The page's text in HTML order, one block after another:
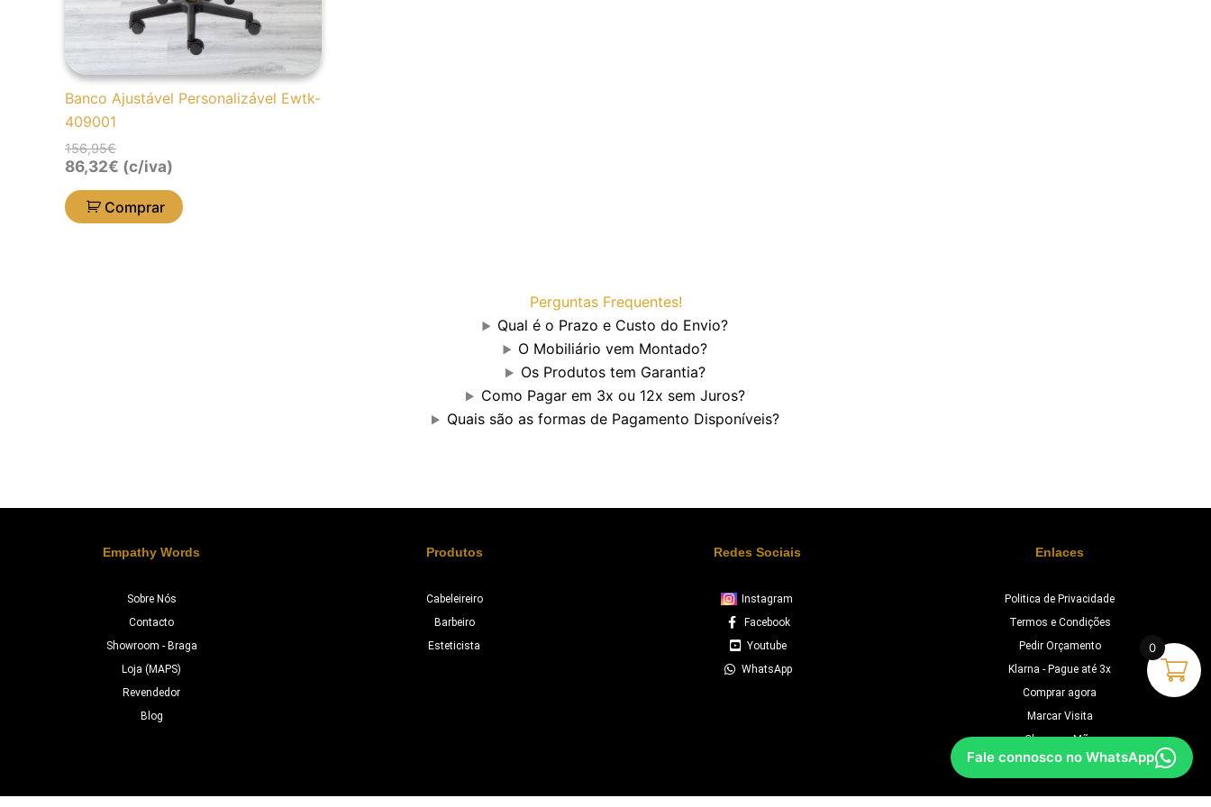
Banco Ajustável Personalizável Ewtk-
409001
156,95€
86,32€ (c/iva)
Comprar
Perguntas Frequentes!
Qual é o Prazo e Custo do Envio?
O Mobiliário vem Montado?
Os Produtos tem Garantia?
Como Pagar em 3x ou 12x sem Juros?
Quais são as formas de Pagamento Disponíveis?
Empathy Words
Sobre Nós
Contacto
Showroom - Braga
Loja (MAPS)
Revendedor
Blog
Produtos
Cabeleireiro
Barbeiro
Esteticista
Redes Sociais
Instagram
Facebook
Youtube
WhatsApp
Enlaces
Politica de Privacidade
Termos e Condições
Pedir Orçamento
Klarna - Pague até 3x
Comprar agora
Marcar Visita
Chave na Mão
Orçamento
Fale connosco no WhatsApp
0